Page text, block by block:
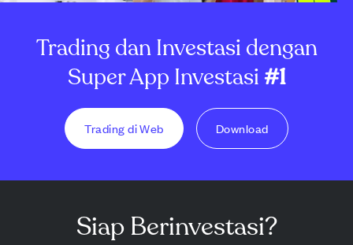
Trading dan Investasi dengan
Super App Investasi#1
Trading di Web Download
Siap Berinvestasi?